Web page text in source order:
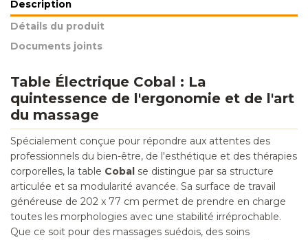
Description
Détails du produit
Documents joints
Table Électrique Cobal : La
quintessence de l'ergonomie et de l'art
du massage
Spécialement conçue pour répondre aux attentes des
professionnels du bien-être, de l'esthétique et des thérapies
corporelles, la table Cobal se distingue par sa structure
articulée et sa modularité avancée. Sa surface de travail
généreuse de 202 x 77 cm permet de prendre en charge
toutes les morphologies avec une stabilité irréprochable.
Que ce soit pour des massages suédois, des soins